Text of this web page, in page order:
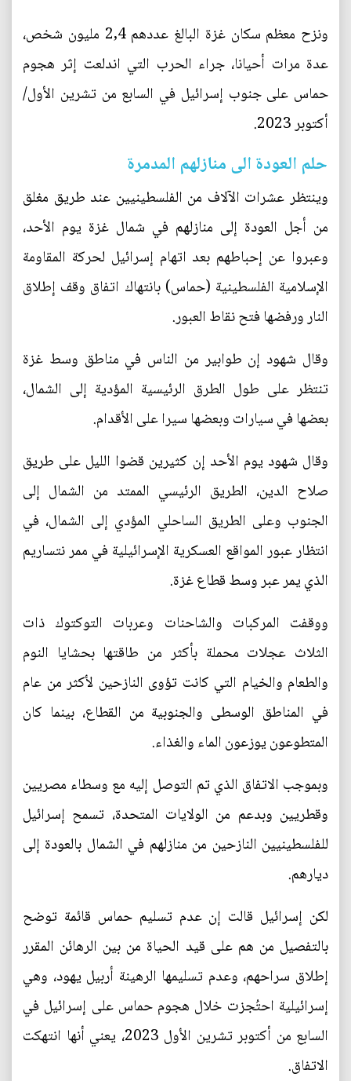
ونزح معظم سكان غزة البالغ عددهم 2,4 مليون شخص،
عدة مرات أحيانا، جراء الحرب التي اندلعت إثر هجوم
حماس على جنوب إسرائيل في السابع من تشرين الأول/
أكتوبر 2023.
حلم العودة الى منازلهم المدمرة
وينتظر عشرات الآلاف من الفلسطينيين عند طريق مغلق
من أجل العودة إلى منازلهم في شمال غزة يوم الأحد،
وعبروا عن إحباطهم بعد اتهام إسرائيل لحركة المقاومة
الإسلامية الفلسطينية (حماس) بانتهاك اتفاق وقف إطلاق
النار ورفضها فتح نقاط العبور.
وقال شهود إن طوابير من الناس في مناطق وسط غزة
تنتظر على طول الطرق الرئيسية المؤدية إلى الشمال،
بعضها في سيارات وبعضها سيرا على الأقدام.
وقال شهود يوم الأحد إن كثيرين قضوا الليل على طريق
صلاح الدين، الطريق الرئيسي الممتد من الشمال إلى
الجنوب وعلى الطريق الساحلي المؤدي إلى الشمال، في
انتظار عبور المواقع العسكرية الإسرائيلية في ممر نتساريم
الذي يمر عبر وسط قطاع غزة.
ووقفت المركبات والشاحنات وعربات التوكتوك ذات
الثلاث عجلات محملة بأكثر من طاقتها بحشايا النوم
والطعام والخيام التي كانت تؤوى النازحين لأكثر من عام
في المناطق الوسطى والجنوبية من القطاع، بينما كان
المتطوعون يوزعون الماء والغذاء.
وبموجب الاتفاق الذي تم التوصل إليه مع وسطاء مصريين
وقطريين وبدعم من الولايات المتحدة، تسمح إسرائيل
للفلسطينيين النازحين من منازلهم في الشمال بالعودة إلى
ديارهم.
لكن إسرائيل قالت إن عدم تسليم حماس قائمة توضح
بالتفصيل من هم على قيد الحياة من بين الرهائن المقرر
إطلاق سراحهم، وعدم تسليمها الرهينة أربيل يهود، وهي
إسرائيلية احتُجزت خلال هجوم حماس على إسرائيل في
السابع من أكتوبر تشرين الأول 2023، يعني أنها انتهكت
الاتفاق.